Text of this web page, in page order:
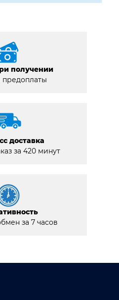
получении
предоплаты
доставка
за 420 минут
за 7 часов